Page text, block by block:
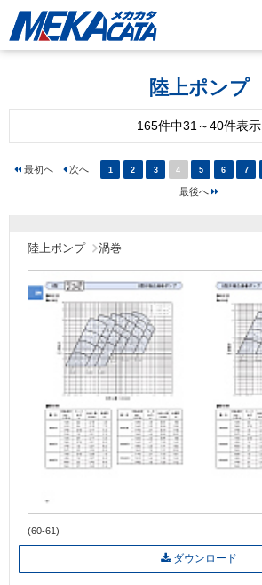
陸上ポンプ
165件中31～40件表示
1 2 3 4 5 6 7
陸上ポンプ 渦巻
(60-61)
ダウンロード